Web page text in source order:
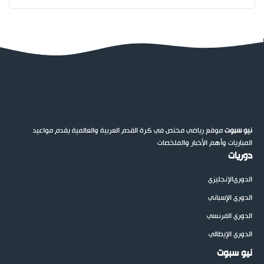
نيو سبوتموقع رياضي مختص في كرة القدم العربية والعالمية يقدم مواعيد
المباريات وأهم الأخبار والملخصات
دوريات
الدوريالإنجليزي
الدوري الإسباني
الدوري الفرنسي
الدوري الإيطالي
نيو سبوت